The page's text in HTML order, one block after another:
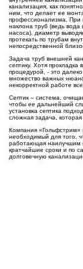
канализация, как
ним, что делает ее
профессионализма. При
наклона труб (ведь
насоса), диаметр
протекать по трубам
непосредственной
Задача труб внешней
септику. Хотя
процедурой, - это
множество важных
некорректной работе
Септик – система,
чтобы ее дальнейший
установка септика
сложная задача,
Компания «Гольфстрим»
необходимый для того,
работающая наилучшим
кратчайшие сроки и по
долговечную